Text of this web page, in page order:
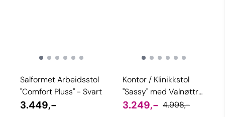
Salformet Arbeidsstol
"Comfort Pluss" - Svart
3.449,-
Kontor / Klinikkstol
"Sassy" med Valnøttre
og 5 hjul
3.249,- 4.998,-